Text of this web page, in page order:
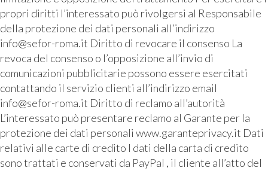
propri diritti l’interessato può rivolgersi al Responsabile
della protezione dei dati personali all’indirizzo
info@sefor-roma.it Diritto di revocare il consenso La
revoca del consenso o l’opposizione all’invio di
comunicazioni pubblicitarie possono essere esercitati
contattando il servizio clienti all’indirizzo email
info@sefor-roma.it Diritto di reclamo all’autorità
L’interessato può presentare reclamo al Garante per la
protezione dei dati personali www.garanteprivacy.it Dati
relativi alle carte di credito I dati della carta di credito
sono trattati e conservati da PayPal , il cliente all’atto del